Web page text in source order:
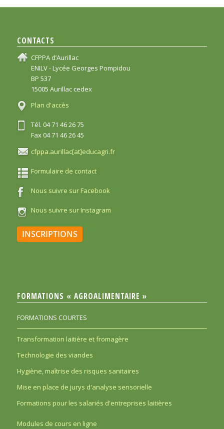
CONTACTS
CFPPA d’Aurillac
ENILV - Lycée Georges Pompidou
BP 537
15005 Aurillac cedex
Plan d'accès
Tél. 04 71 46 26 75
Fax 04 71 46 26 45
cfppa.aurillac[at]educagri.fr
Formulaire de contact
Nous suivre sur Facebook
Nous suivre sur Instagram
INSCRIPTIONS
FORMATIONS « AGROALIMENTAIRE »
FORMATIONS COURTES
Transformation laitière et fromagère
Technologie des viandes
Hygiène, maîtrise des risques sanitaires
Mise en place de jurys d'analyse sensorielle
Formations pour les salariés d'entreprises laitières
Modules de cours en ligne